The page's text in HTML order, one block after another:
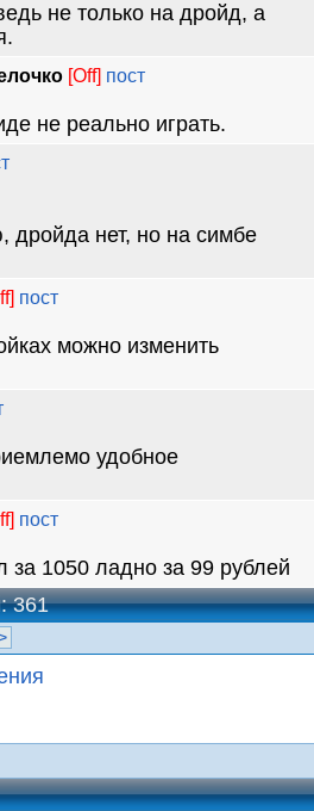
не только на дройд, а
[Off] пост
не реально играть.
дройда нет, но на симбе
пост
можно изменить
удобное
пост
1050 ладно за 99 рублей
361